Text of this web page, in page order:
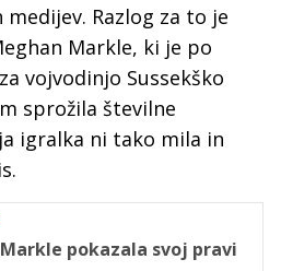
Razlog za to je
Markle, ki je po
vojvodinjo Sussekško
sprožila številne
igralka ni tako mila in
pokazala svoj pravi